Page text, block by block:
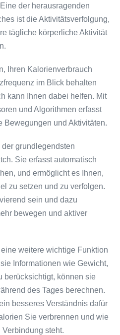
der herausragenden
ist die Aktivitätsverfolgung,
tägliche körperliche Aktivität
Ihren Kalorienverbrauch
im Blick behalten
kann Ihnen dabei helfen. Mit
und Algorithmen erfasst
Bewegungen und Aktivitäten.
grundlegendsten
Sie erfasst automatisch
und ermöglicht es Ihnen,
zu setzen und zu verfolgen.
sein und dazu
bewegen und aktiver
weitere wichtige Funktion
Informationen wie Gewicht,
berücksichtigt, können sie
des Tages berechnen.
besseres Verständnis dafür
Sie verbrennen und wie
steht.